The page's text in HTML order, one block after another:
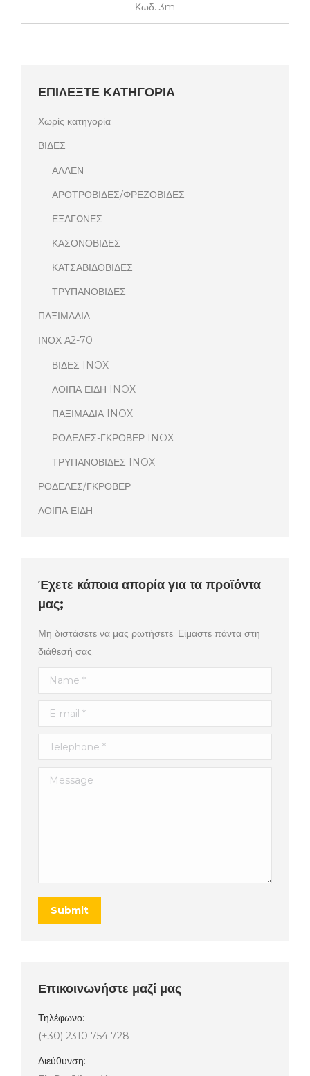
Κωδ. 3m
ΕΠΙΛΕΞΤΕ ΚΑΤΗΓΟΡΙΑ
Χωρίς κατηγορία
ΒΙΔΕΣ
ΑΛΛΕΝ
ΑΡΟΤΡΟΒΙΔΕΣ/ΦΡΕΖΟΒΙΔΕΣ
ΕΞΑΓΩΝΕΣ
ΚΑΣΟΝΟΒΙΔΕΣ
ΚΑΤΣΑΒΙΔΟΒΙΔΕΣ
ΤΡΥΠΑΝΟΒΙΔΕΣ
ΠΑΞΙΜΑΔΙΑ
ΙΝΟΧ Α2-70
ΒΙΔΕΣ INOX
ΛΟΙΠΑ ΕΙΔΗ INOX
ΠΑΞΙΜΑΔΙΑ INOX
ΡΟΔΕΛΕΣ-ΓΚΡΟΒΕΡ INOX
ΤΡΥΠΑΝΟΒΙΔΕΣ INOX
ΡΟΔΕΛΕΣ/ΓΚΡΟΒΕΡ
ΛΟΙΠΑ ΕΙΔΗ
Έχετε κάποια απορία για τα προϊόντα
μας;
Μη διστάσετε να μας ρωτήσετε. Είμαστε πάντα στη
διάθεσή σας.
Name *
E-mail *
Telephone *
Message
Submit
Επικοινωνήστε μαζί μας
Τηλέφωνο:
(+30) 2310 754 728
Διεύθυνση: